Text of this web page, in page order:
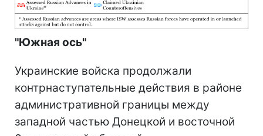
"Южная ось"
Украинские войска продолжали
контрнаступательные действия в районе
административной границы между
западной частью Донецкой и восточной